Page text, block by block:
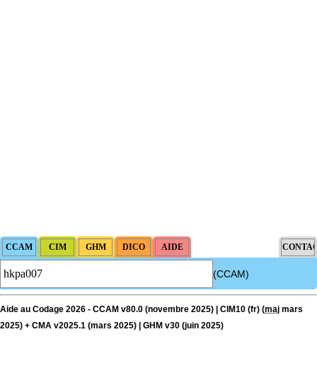
(CCAM)
Aide au Codage 2026 - CCAM v80.0 (novembre 2025) | CIM10 (fr) (maj mars
2025) + CMA v2025.1 (mars 2025) | GHM v30 (juin 2025)